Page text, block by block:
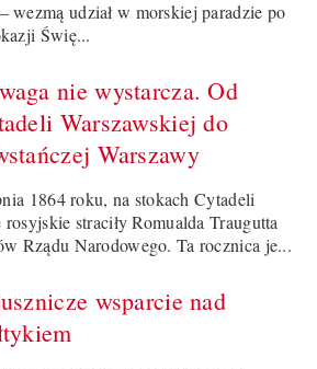
wezmą udział w morskiej paradzie po
Świę...
nie wystarcza. Od
Warszawskiej do
Warszawy
1864 roku, na stokach Cytadeli
rosyjskie straciły Romualda Traugutta
Rządu Narodowego. Ta rocznica je...
wsparcie nad